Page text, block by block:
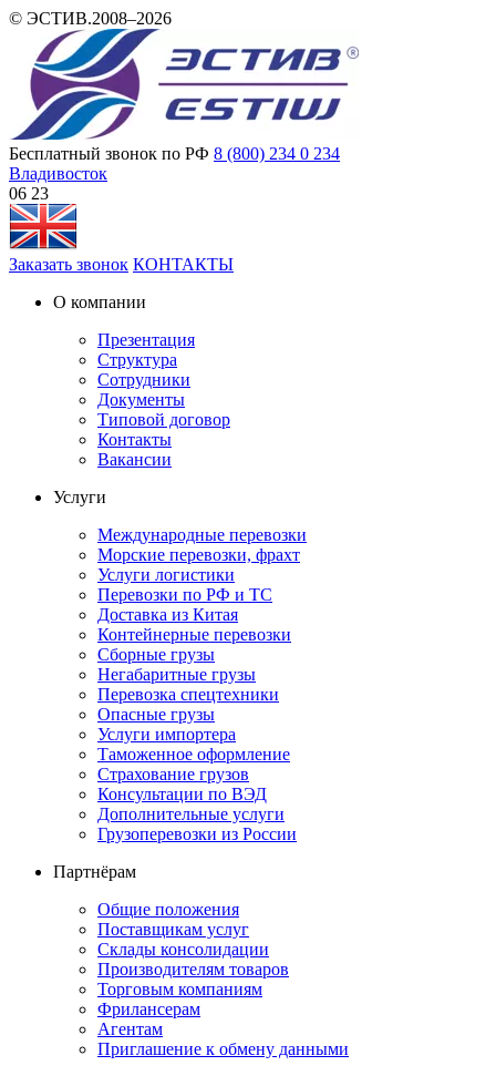
© ЭСТИВ.2008–2026
Бесплатный звонок по РФ 8 (800) 234 0 234
Владивосток
06 23
Заказать звонок КОНТАКТЫ
О компании
Презентация
Структура
Сотрудники
Документы
Типовой договор
Контакты
Вакансии
Услуги
Международные перевозки
Морские перевозки, фрахт
Услуги логистики
Перевозки по РФ и ТС
Доставка из Китая
Контейнерные перевозки
Сборные грузы
Негабаритные грузы
Перевозка спецтехники
Опасные грузы
Услуги импортера
Таможенное оформление
Страхование грузов
Консультации по ВЭД
Дополнительные услуги
Грузоперевозки из России
Партнёрам
Общие положения
Поставщикам услуг
Склады консолидации
Производителям товаров
Торговым компаниям
Фрилансерам
Агентам
Приглашение к обмену данными